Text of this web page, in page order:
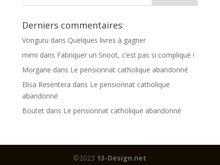
Derniers commentaires:
Vonguru dans Quelques livres à gagner
mimi dans Fabriquer un Snoot, c’est pas si compliqué !
Morgane dans Le pensionnat catholique abandonné
Elisa Resentera dans Le pensionnat catholique
abandonné
Boutetdans Le pensionnat catholique abandonné
©2023 13-Design.net